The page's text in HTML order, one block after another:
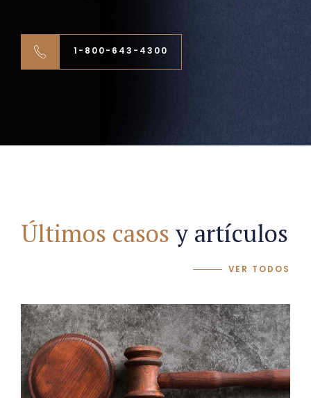
1-800-643-4300
Últimos casos y artículos
VER TODOS